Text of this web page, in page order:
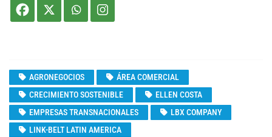
AGRONEGOCIOS
ÁREA COMERCIAL
CRECIMIENTO SOSTENIBLE
ELLEN COSTA
EMPRESAS TRANSNACIONALES
LBX COMPANY
LINK-BELT LATIN AMERICA